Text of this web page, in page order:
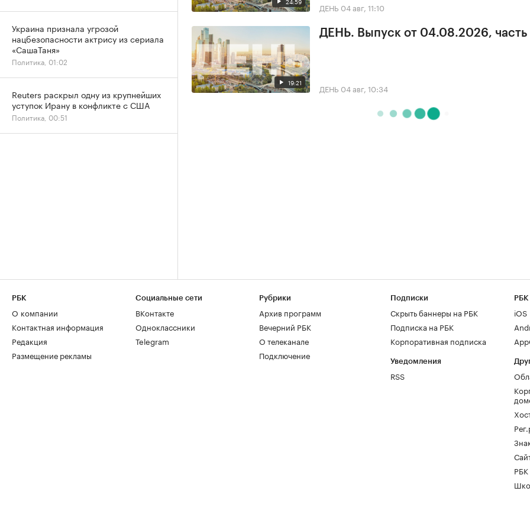
ДЕНЬ 04 авг, 11:10
19:21
ДЕНЬ. Выпуск от 04.08.2026, часть
ДЕНЬ 04 авг, 10:34
Украина признала угрозой
нацбезопасности актрису из сериала
«СашаТаня»
Политика, 01:02
Reuters раскрыл одну из крупнейших
уступок Ирану в конфликте с США
Политика, 00:51
РБК
О компании
Контактная информация
Редакция
Размещение рекламы
Социальные сети
ВКонтакте
Одноклассники
Telegram
Рубрики
Архив программ
Вечерний РБК
О телеканале
Подключение
Подписки
Скрыть баннеры на РБК
Подписка на РБК
Корпоративная подписка
Уведомления
RSS
РБК
iOS